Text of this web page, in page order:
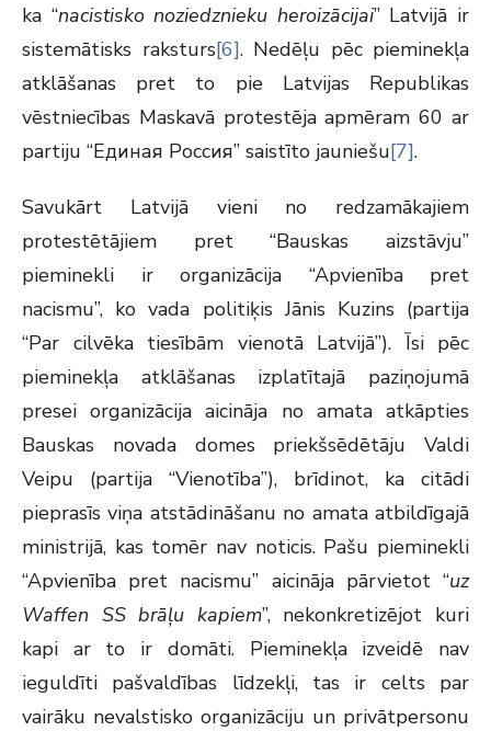
ka “nacistisko noziedznieku heroizācijai” Latvijā ir
sistemātisks raksturs[6]. Nedēļu pēc pieminekļa
atklāšanas pret to pie Latvijas Republikas
vēstniecības Maskavā protestēja apmēram 60 ar
partiju “Единая Россия” saistīto jauniešu[7].
Savukārt Latvijā vieni no redzamākajiem
protestētājiem pret “Bauskas aizstāvju”
pieminekli ir organizācija “Apvienība pret
nacismu”, ko vada politiķis Jānis Kuzins (partija
“Par cilvēka tiesībām vienotā Latvijā”). Īsi pēc
pieminekļa atklāšanas izplatītajā paziņojumā
presei organizācija aicināja no amata atkāpties
Bauskas novada domes priekšsēdētāju Valdi
Veipu (partija “Vienotība”), brīdinot, ka citādi
pieprasīs viņa atstādināšanu no amata atbildīgajā
ministrijā, kas tomēr nav noticis. Pašu pieminekli
“Apvienība pret nacismu” aicināja pārvietot “uz
Waffen SS brāļu kapiem”, nekonkretizējot kuri
kapi ar to ir domāti. Pieminekļa izveidē nav
ieguldīti pašvaldības līdzekļi, tas ir celts par
vairāku nevalstisko organizāciju un privātpersonu